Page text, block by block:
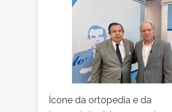
Ícone da ortopedia e da